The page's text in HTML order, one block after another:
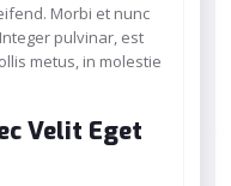
Morbi et nunc
pulvinar, est
metus, in molestie
Velit Eget